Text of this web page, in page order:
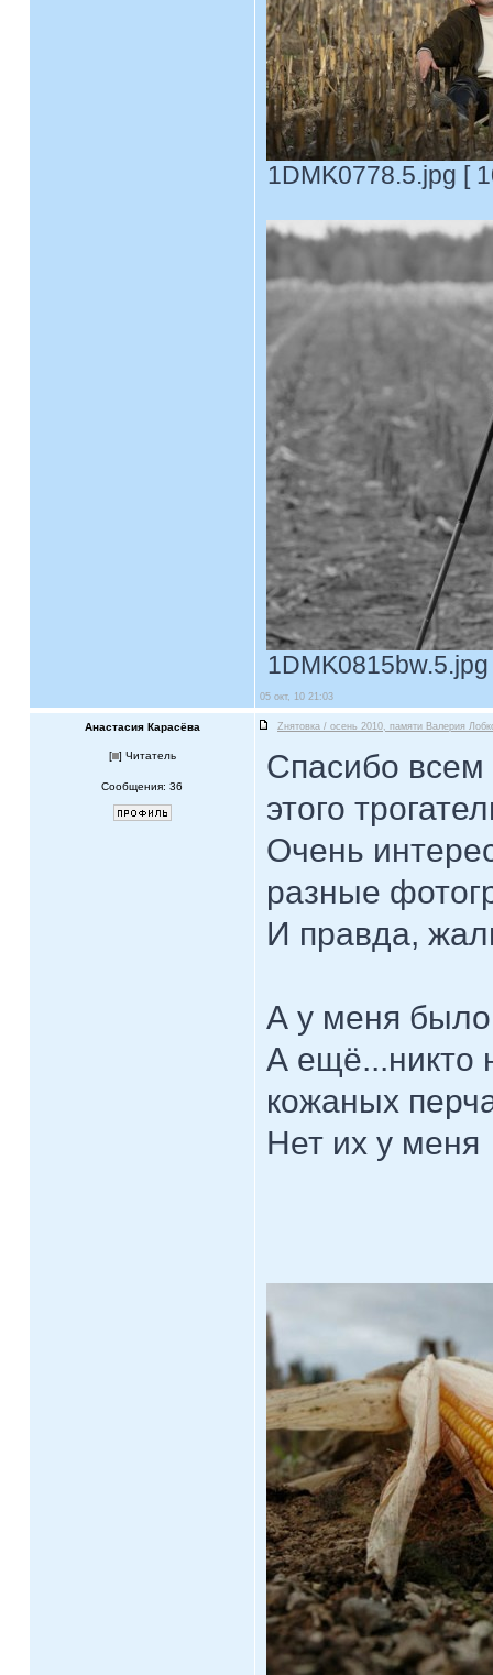
1DMK0778.5.jpg [
05 окт, 10 21:03
Анастасия Карасёва Zнятовка / осень 2010, памяти Валерия
[ ] Читатель
Сообщения: 36
Спасибо
этого
Очень
разные
И правда,
А у меня было
А ещё...никто
кожаных
Нет их у меня